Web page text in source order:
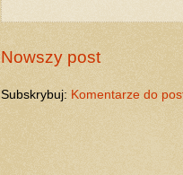
Nowszy post
Subskrybuj: Komentarze do